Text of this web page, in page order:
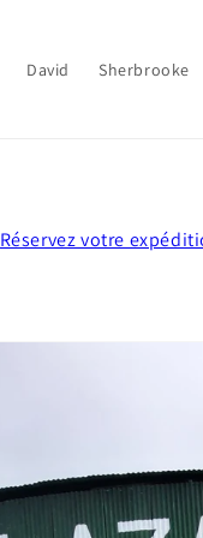
David Sherbrooke
Réservez votre